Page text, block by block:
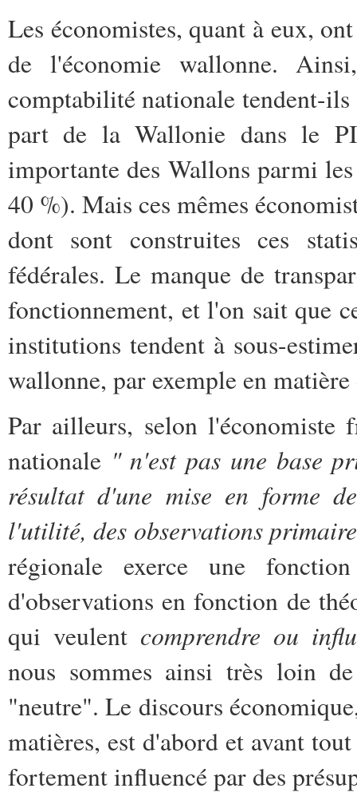
Les économistes, quant à eux,
de l'économie wallonne.
comptabilité nationale tendent-
part de la Wallonie dans le
importante des Wallons parmi
40 %). Mais ces mêmes
dont sont construites ces
fédérales. Le manque de
fonctionnement, et l'on sait que
institutions tendent à sous-
wallonne, par exemple en
Par ailleurs, selon
nationale " n'est pas une base
résultat d'une mise en forme
l'utilité, des observations
régionale exerce une
d'observations en fonction de
qui veulent comprendre ou
nous sommes ainsi très loin
"neutre". Le discours
matières, est d'abord et avant
fortement influencé par des